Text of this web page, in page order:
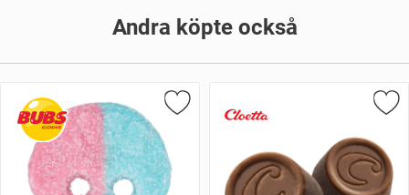
Andra köpte också